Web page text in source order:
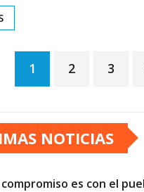
1 2 3
NOTICIAS
es con el